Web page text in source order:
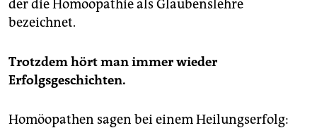
der die Homöopathie als Glaubenslehre
bezeichnet.
Trotzdem hört man immer wieder
Erfolgsgeschichten.
Homöopathen sagen bei einem Heilungserfolg: